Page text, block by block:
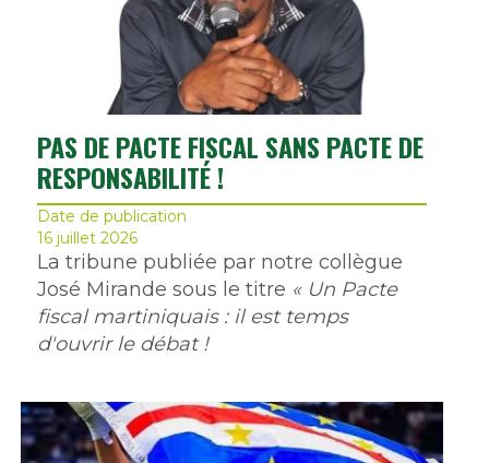
PAS DE PACTE FISCAL SANS PACTE DE
RESPONSABILITÉ !
Date de publication
16 juillet 2026
La tribune publiée par notre collègue
José Mirande sous le titre « Un Pacte
fiscal martiniquais : il est temps
d'ouvrir le débat !